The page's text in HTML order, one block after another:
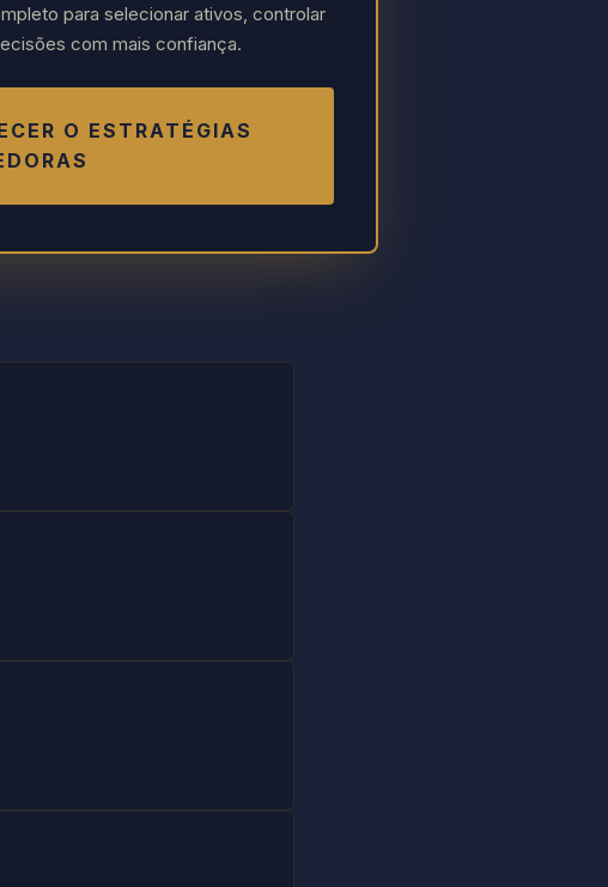
para selecionar ativos, controlar
com mais confiança.
O ESTRATÉGIAS